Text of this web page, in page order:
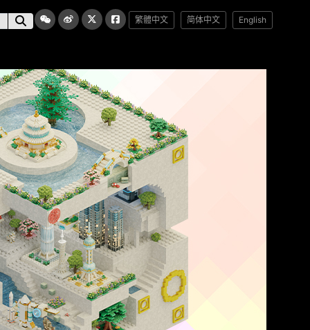
繁體中文 简体中文 English